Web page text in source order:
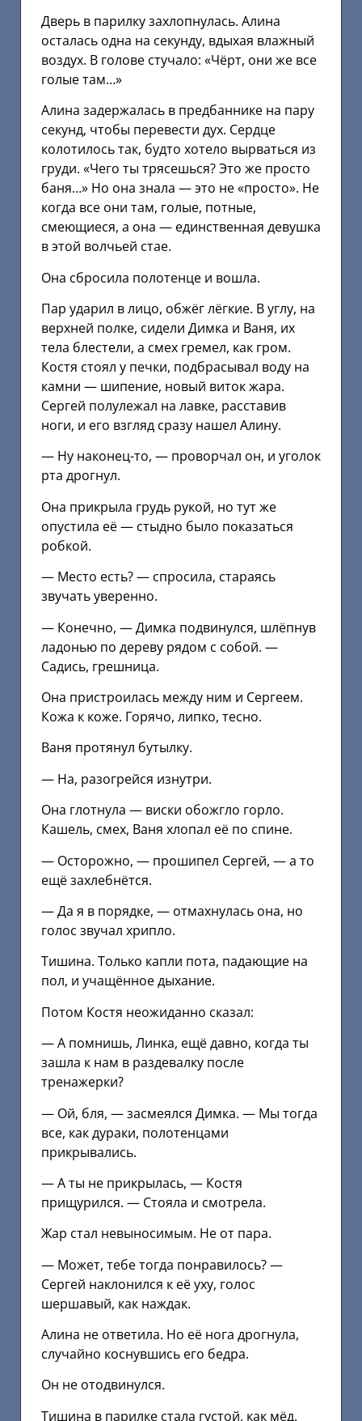
Дверь в парилку захлопнулась. Алина
осталась одна на секунду, вдыхая влажный
воздух. В голове стучало: «Чёрт, они же все
голые там…»
Алина задержалась в предбаннике на пару
секунд, чтобы перевести дух. Сердце
колотилось так, будто хотело вырваться из
груди. «Чего ты трясешься? Это же просто
баня…» Но она знала — это не «просто». Не
когда все они там, голые, потные,
смеющиеся, а она — единственная девушка
в этой волчьей стае.
Она сбросила полотенце и вошла.
Пар ударил в лицо, обжёг лёгкие. В углу, на
верхней полке, сидели Димка и Ваня, их
тела блестели, а смех гремел, как гром.
Костя стоял у печки, подбрасывал воду на
камни — шипение, новый виток жара.
Сергей полулежал на лавке, расставив
ноги, и его взгляд сразу нашел Алину.
— Ну наконец-то, — проворчал он, и уголок
рта дрогнул.
Она прикрыла грудь рукой, но тут же
опустила её — стыдно было показаться
робкой.
— Место есть? — спросила, стараясь
звучать уверенно.
— Конечно, — Димка подвинулся, шлёпнув
ладонью по дереву рядом с собой. —
Садись, грешница.
Она пристроилась между ним и Сергеем.
Кожа к коже. Горячо, липко, тесно.
Ваня протянул бутылку.
— На, разогрейся изнутри.
Она глотнула — виски обожгло горло.
Кашель, смех, Ваня хлопал её по спине.
— Осторожно, — прошипел Сергей, — а то
ещё захлебнётся.
— Да я в порядке, — отмахнулась она, но
голос звучал хрипло.
Тишина. Только капли пота, падающие на
пол, и учащённое дыхание.
Потом Костя неожиданно сказал:
— А помнишь, Линка, ещё давно, когда ты
зашла к нам в раздевалку после
тренажерки?
— Ой, бля, — засмеялся Димка. — Мы тогда
все, как дураки, полотенцами
прикрывались.
— А ты не прикрылась, — Костя
прищурился. — Стояла и смотрела.
Жар стал невыносимым. Не от пара.
— Может, тебе тогда понравилось? —
Сергей наклонился к её уху, голос
шершавый, как наждак.
Алина не ответила. Но её нога дрогнула,
случайно коснувшись его бедра.
Он не отодвинулся.
Тишина в парилке стала густой, как мёд.